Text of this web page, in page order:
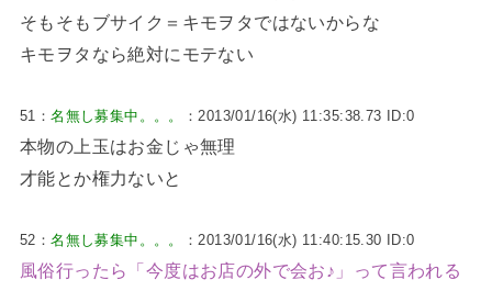
そもそもブサイク＝キモヲタではないからな
キモヲタなら絶対にモテない
51：名無し募集中。。。 ：2013/01/16(水) 11:35:38.73 ID:0
本物の上玉はお金じゃ無理
才能とか権力ないと
52：名無し募集中。。。 ：2013/01/16(水) 11:40:15.30 ID:0
風俗行ったら「今度はお店の外で会お♪」って言われる